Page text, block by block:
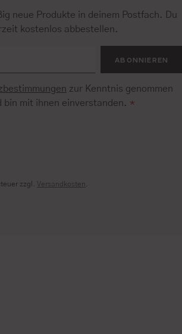
neue Produkte in deinem Postfach. Du
kostenlos abbestellen.
ABONNIEREN
zur Kenntnis genommen
bin mit ihnen einverstanden. *
zzgl.Versandkosten